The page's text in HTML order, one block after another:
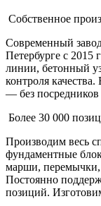
Собственное
Современный
Петербурге с 2015
линии, бетонный
контроля
— без посредников
Более 30 000
Производим весь
фундаментные
марши,
Постоянно
позиций.